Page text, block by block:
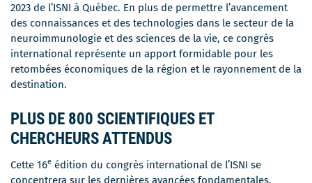
2023 de l’ISNI à Québec. En plus de permettre l’avancement
des connaissances et des technologies dans le secteur de la
neuroimmunologie et des sciences de la vie, ce congrès
international représente un apport formidable pour les
retombées économiques de la région et le rayonnement de la
destination.
PLUS DE 800 SCIENTIFIQUES ET
CHERCHEURS ATTENDUS
Cette 16e édition du congrès international de l’ISNI se
concentrera sur les dernières avancées fondamentales,